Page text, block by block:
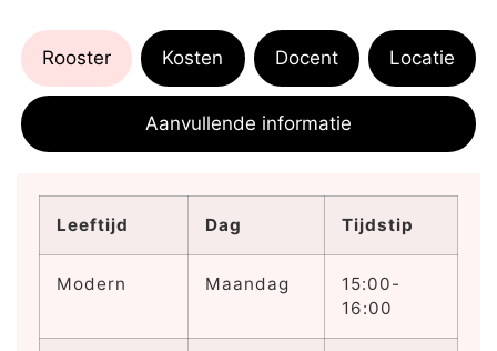
Rooster Kosten Docent Locatie
Aanvullende informatie
Leeftijd Dag Tijdstip
Modern Maandag
15:00-
16:00